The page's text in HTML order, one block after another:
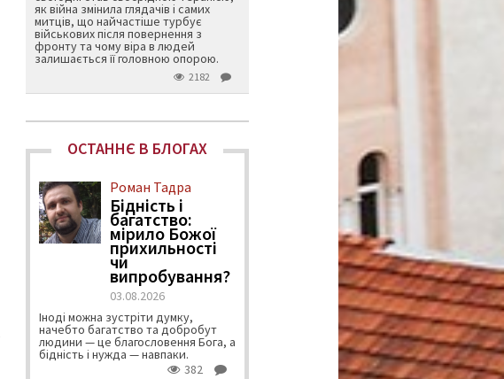
як війна змінила глядачів і самих
митців, що найчастіше турбує
військових після повернення з
фронту та чому віра в людей
залишається її головною опорою.
2182
ОСТАННЄ В БЛОГАХ
Роман Тадра
Бідність і
багатство:
мірило Божої
прихильності
чи
випробування?
03.08.2026
Іноді можна зустріти думку,
начебто багатство та добробут
людини — це благословення Бога, а
бідність і нужда — навпаки.
382